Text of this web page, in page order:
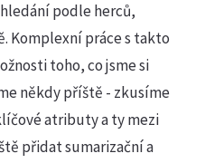
podle herců,
Komplexní práce s takto
toho, co jsme si
někdy příště - zkusíme
atributy a ty mezi
přidat sumarizační a